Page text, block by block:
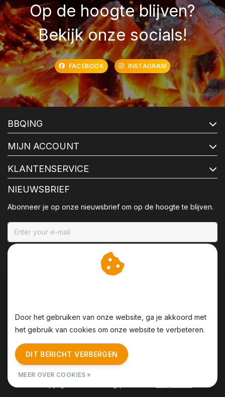
Op de hoogte blijven?
Bekijk onze socials!
FACEBOOK INSTAGRAM
BBQING
MIJN ACCOUNT
KLANTENSERVICE
NIEUWSBRIEF
Abonneer je op onze nieuwsbrief om op de hoogte te blijven.
Algemene voorwaarden | Disclaimer
Sitemap
| RSS Feed
Door het gebruiken van onze website, ga je akkoord met
het gebruik van cookies om onze website te verbeteren.
DIT BERICHT VERBERGEN
MEER OVER COOKIES »